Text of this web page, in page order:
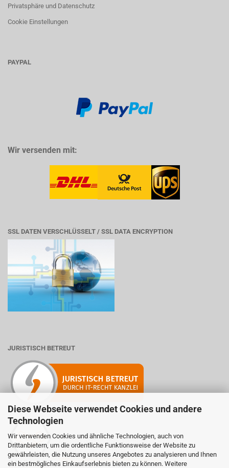
Diese Webseite verwendet Cookies und andere
Technologien
Wir verwenden Cookies und ähnliche Technologien, auch von
Drittanbietern, um die ordentliche Funktionsweise der Website zu
gewährleisten, die Nutzung unseres Angebotes zu analysieren und Ihnen
ein bestmögliches Einkaufserlebnis bieten zu können. Weitere
Privatsphäre und Datenschutz
Cookie Einstellungen
PAYPAL
Wir versenden mit:
SSL DATEN VERSCHLÜSSELT / SSL DATA ENCRYPTION
JURISTISCH BETREUT
Mitglied der Initiative "Fairness im Handel".
Informationen zur Initiative:
https://www.fairness-im-handel.de